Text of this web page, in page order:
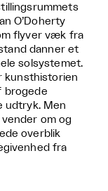
O’Doherty
flyver væk fra
danner et
solsystemet.
kunsthistorien
brogede
udtryk. Men
om og
overblik
fra